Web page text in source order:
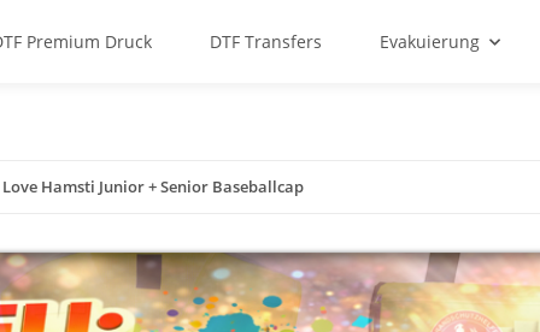
Premium Druck DTF Transfers Evakuierung
Hamsti Junior + Senior Baseballcap